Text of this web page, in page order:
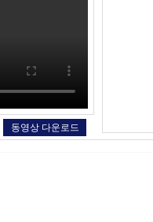
동영상 다운로드